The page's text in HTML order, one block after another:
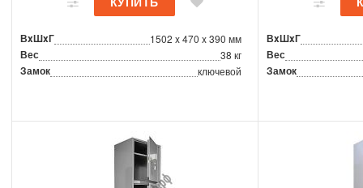
ВxШxГ 1502 x 470 x 390 мм
Вес 38 кг
Замок ключевой
ВxШxГ
Вес
Замок